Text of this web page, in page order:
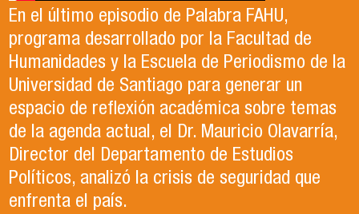
En el último episodio de Palabra FAHU,
programa desarrollado por la Facultad de
Humanidades y la Escuela de Periodismo de la
Universidad de Santiago para generar un
espacio de reflexión académica sobre temas
de la agenda actual, el Dr. Mauricio Olavarría,
Director del Departamento de Estudios
Políticos, analizó la crisis de seguridad que
enfrenta el país.
Internacionales de la Universidad de Santiago
en el año 2023. Actualmente, trabaja en lo que
ella describe como el trabajo de sus sueños
en la Organización de las Naciones Unidas para
la Alimentación y la Agricultura (FAO).
colaboración con la Asociación Chilena de
Ciencia Política (ACCP), fue el organizador del
exitoso Congreso que recientemente tuvo
lugar en la Universidad de Santiago. Durante el
evento, se llevaron a cabo paneles de
conversación, reflexión y debate sobre el
contexto político y académico nacional.
Puedes revisar los paneles en el apartado
"Congreso ACCP" de la página web.